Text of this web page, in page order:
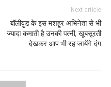
Next article
बॉलीवुड के इस मशहूर अभिनेता से भी
ज्यादा कमाती है उनकी पत्नी, खूबसूरती
देखकर आप भी रह जायेंगे दंग